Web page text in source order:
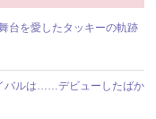
台を愛したタッキーの軌跡
バルは……デビューしたばか